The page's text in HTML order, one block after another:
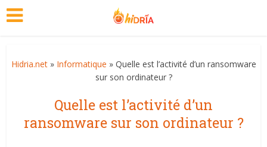
Hidria.net» Informatique » Quelle est l’activité d’un ransomware
sur son ordinateur ?
Quelle est l’activité d’un
ransomware sur son ordinateur ?